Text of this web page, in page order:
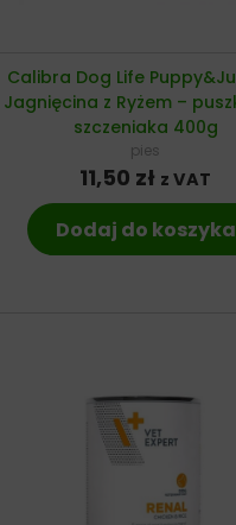
Calibra Dog Life
Jagnięcina z Ryżem –
szczeniaka 400g
pies
11,50 zł z VAT
Dodaj do koszyka